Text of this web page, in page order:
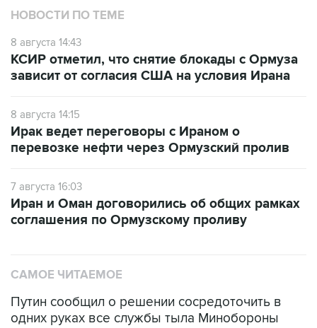
НОВОСТИ ПО ТЕМЕ
8 августа 14:43
КСИР отметил, что снятие блокады с Ормуза
зависит от согласия США на условия Ирана
8 августа 14:15
Ирак ведет переговоры с Ираном о
перевозке нефти через Ормузский пролив
7 августа 16:03
Иран и Оман договорились об общих рамках
соглашения по Ормузскому проливу
САМОЕ ЧИТАЕМОЕ
Путин сообщил о решении сосредоточить в
одних руках все службы тыла Минобороны